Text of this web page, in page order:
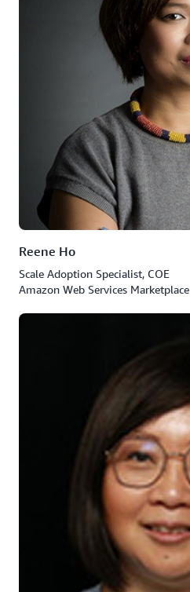
Reene Ho
Scale Adoption Specialist, COE
Amazon Web Services Marketplace